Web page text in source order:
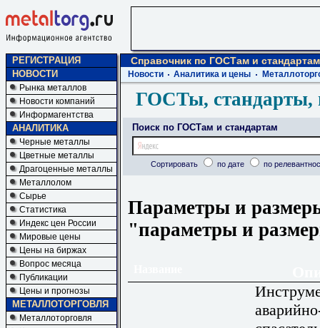
РЕГИСТРАЦИЯ
НОВОСТИ
Рынка металлов
Новости компаний
Информагентства
АНАЛИТИКА
Черные металлы
Цветные металлы
Драгоценные металлы
Металлолом
Сырье
Статистика
Индекс цен России
Мировые цены
Цены на биржах
Вопрос месяца
Публикации
Цены и прогнозы
МЕТАЛЛОТОРГОВЛЯ
Металлоторговля
Справочник по ГОСТам и стандартам
Новости Аналитика и цены
ГОСТы, стандарты,
Поиск по ГОСТам и стандартам
Сортировать по дате по
Параметры и
"параметры и